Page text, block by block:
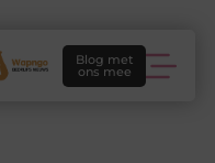
Blog met
ons mee